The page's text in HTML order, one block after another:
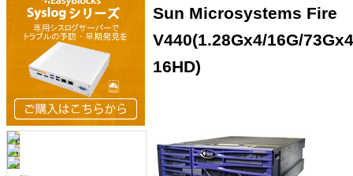
Sun Microsystems Fire
V440(1.28Gx4/16G/
16HD)